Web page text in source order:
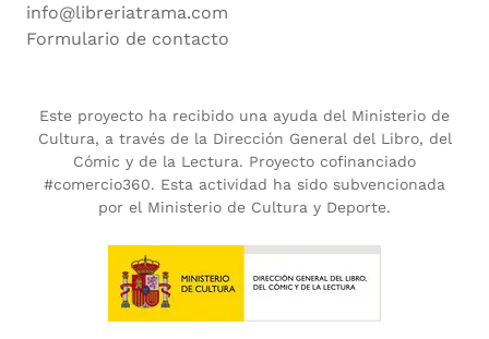
info@libreriatrama.com
Formulario de contacto
Este proyecto ha recibido una ayuda del Ministerio de
Cultura, a través de la Dirección General del Libro, del
Cómic y de la Lectura. Proyecto cofinanciado
#comercio360. Esta actividad ha sido subvencionada
por el Ministerio de Cultura y Deporte.